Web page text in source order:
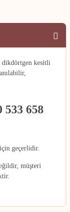
dikdörtgen kesitli
533 658
geçerlidir.
müşteri